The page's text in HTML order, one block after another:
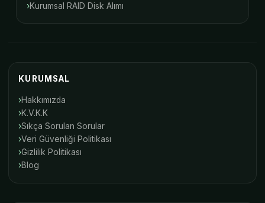
Kurumsal RAID Disk Alımı
KURUMSAL
Hakkımızda
K.V.K.K
Sıkça Sorulan Sorular
Veri Güvenliği Politikası
Gizlilik Politikası
Blog